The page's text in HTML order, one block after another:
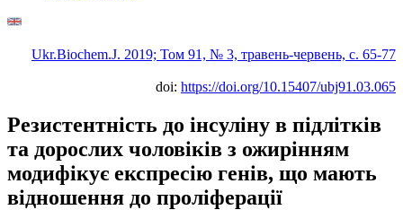
Ukr.Biochem.J. 2019; Том 91, № 3, травень-червень, c. 65-77
doi: https://doi.org/10.15407/ubj91.03.065
Резистентність до інсуліну в підлітків
та дорослих чоловіків з ожирінням
модифікує експресію генів, що мають
відношення до проліферації